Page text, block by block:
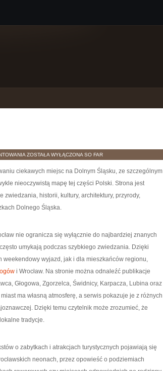
GŁOGÓW
ZOSTAŁA WYŁĄCZONA SO FAR
ciekawych miejsc na Dolnym Śląsku, ze szczególnym
nieoczywistą mapę tej części Polski. Strona jest
historii, kultury, architektury, przyrody,
Dolnego Śląska.
nie ogranicza się wyłącznie do najbardziej znanych
umykają podczas szybkiego zwiedzania. Dzięki
wyjazd, jak i dla mieszkańców regionu,
i Wrocław. Na stronie można odnaleźć publikacje
Głogowa, Zgorzelca, Świdnicy, Karpacza, Lubina oraz
ma własną atmosferę, a serwis pokazuje je z różnych
Dzięki temu czytelnik może zrozumieć, że
tradycje.
o zabytkach i atrakcjach turystycznych pojawiają się
neonach, przez opowieść o podziemiach